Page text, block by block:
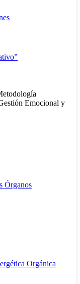
Emocional y
Órganos
Orgánica